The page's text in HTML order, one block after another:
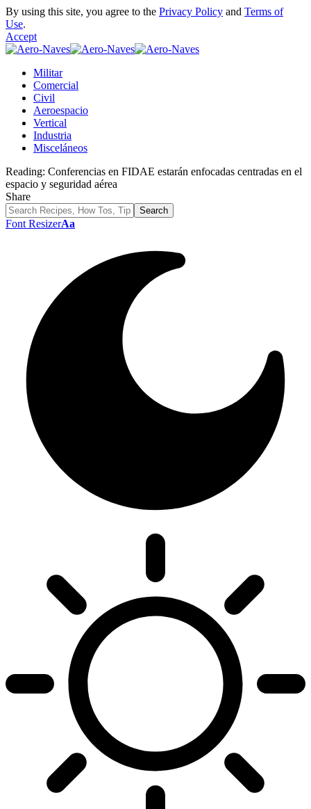
By using this site, you agree to the Privacy Policy and Terms of
Use.
Accept
Militar
Comercial
Civil
Aeroespacio
Vertical
Industria
Misceláneos
Reading: Conferencias en FIDAE estarán enfocadas centradas en el
espacio y seguridad aérea
Share
Font ResizerAa